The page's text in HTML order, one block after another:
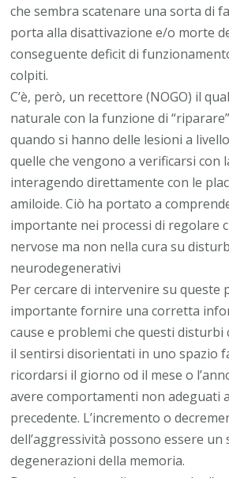
che sembra scatenare una sorta di
porta alla disattivazione e/o morte
conseguente deficit di
colpiti.
C’è, però, un recettore (NOGO) il
naturale con la funzione di
quando si hanno delle lesioni a
quelle che vengono a verificarsi con
interagendo direttamente con le
amiloide. Ciò ha portato a
importante nei processi di regolare
nervose ma non nella cura su
neurodegenerativi
Per cercare di intervenire su queste
importante fornire una corretta
cause e problemi che questi disturbi
il sentirsi disorientati in uno spazio
ricordarsi il giorno od il mese o
avere comportamenti non adeguati
precedente. L’incremento o
dell’aggressività possono essere un
degenerazioni della memoria.